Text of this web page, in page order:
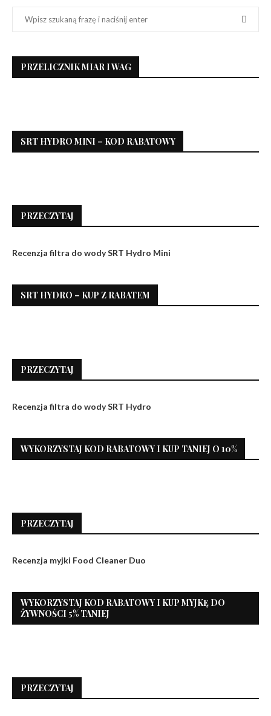
PRZELICZNIK MIAR I WAG
SRT HYDRO MINI – KOD RABATOWY
PRZECZYTAJ
Recenzja filtra do wody SRT Hydro Mini
SRT HYDRO – KUP Z RABATEM
PRZECZYTAJ
Recenzja filtra do wody SRT Hydro
WYKORZYSTAJ KOD RABATOWY I KUP TANIEJ O 10%
PRZECZYTAJ
Recenzja myjki Food Cleaner Duo
WYKORZYSTAJ KOD RABATOWY I KUP MYJKĘ DO
ŻYWNOŚCI 5% TANIEJ
PRZECZYTAJ